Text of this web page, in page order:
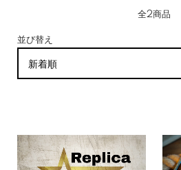
全2商品
並び替え